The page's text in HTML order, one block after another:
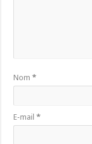
Nom*
E-mail*